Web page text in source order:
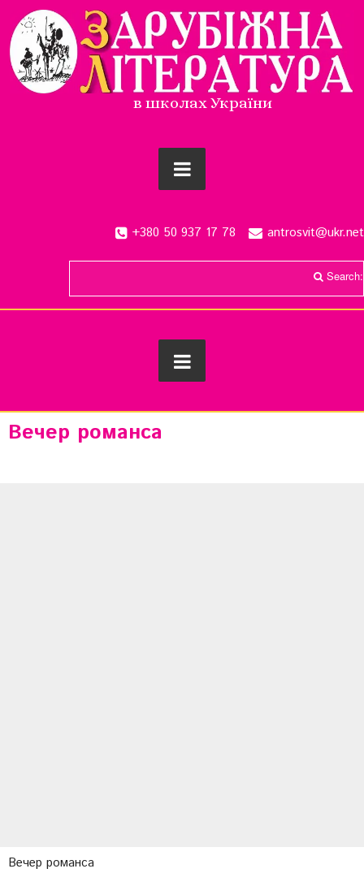
в школах України
+380 50 937 17 78 antrosvit@ukr.net
Search:
Вечер романса
Вечер романса